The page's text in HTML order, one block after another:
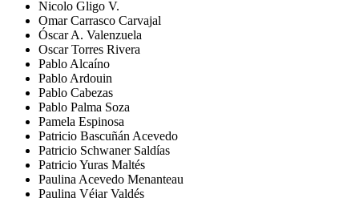
Nicolo Gligo V.
Omar Carrasco Carvajal
Óscar A. Valenzuela
Oscar Torres Rivera
Pablo Alcaíno
Pablo Ardouin
Pablo Cabezas
Pablo Palma Soza
Pamela Espinosa
Patricio Bascuñán Acevedo
Patricio Schwaner Saldías
Patricio Yuras Maltés
Paulina Acevedo Menanteau
Paulina Véjar Valdés